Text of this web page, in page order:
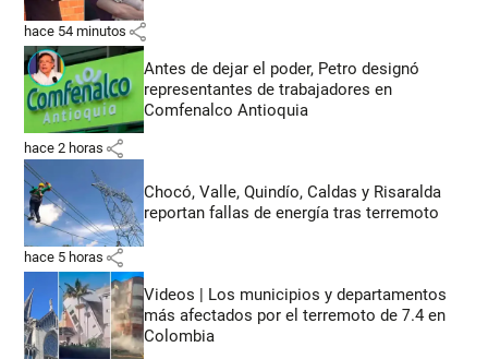
hace 54 minutos share
Antes de dejar el poder, Petro designó
representantes de trabajadores en
Comfenalco Antioquia
hace 2 horas share
Chocó, Valle, Quindío, Caldas y Risaralda
reportan fallas de energía tras terremoto
hace 5 horas share
Videos | Los municipios y departamentos
más afectados por el terremoto de 7.4 en
Colombia